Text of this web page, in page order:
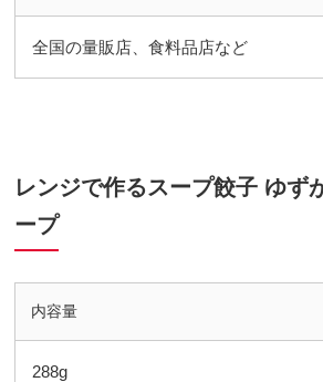
全国の量販店、食料品店など
レンジで作るスープ餃子 ゆず
ープ
内容量
288g